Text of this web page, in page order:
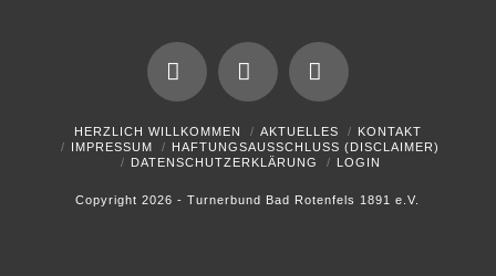
FacebookYouTubeInstagram
HERZLICH WILLKOMMEN AKTUELLES
KONTAKT
IMPRESSUM
HAFTUNGSAUSSCHLUSS (DISCLAIMER)
DATENSCHUTZERKLÄRUNG
LOGIN
Copyright 2026 - Turnerbund Bad Rotenfels 1891 e.V.